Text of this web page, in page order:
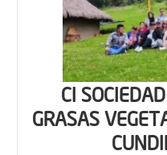
CI
GRASAS